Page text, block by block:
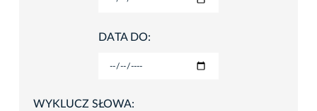
DATA DO:
WYKLUCZ SŁOWA: